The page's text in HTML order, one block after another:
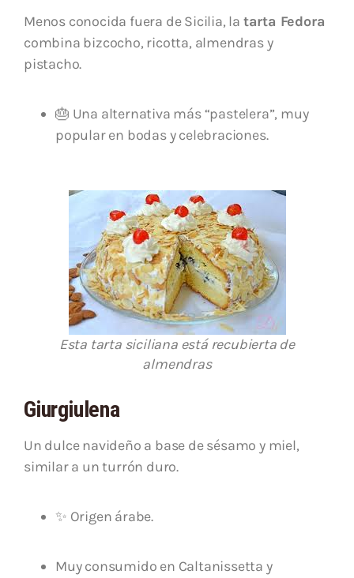
Menos conocida fuera de Sicilia, la tarta Fedora
combina bizcocho, ricotta, almendras y
pistacho.
🎂 Una alternativa más “pastelera”, muy
popular en bodas y celebraciones.
Esta tarta siciliana está recubierta de
almendras
Giurgiulena
Un dulce navideño a base de sésamo y miel,
similar a un turrón duro.
✨ Origen árabe.
Muy consumido en Caltanissetta y